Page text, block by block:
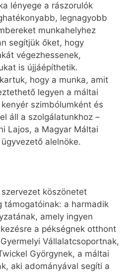
lényege a rászorulók
legnagyobb
munkahelyhez
segítjük őket, hogy
végezhessenek,
is újjáépíthetik.
hogy a munka, amit
legyen a máltai
szimbólumként és
áll a szolgálatunkhoz –
Lajos, a Magyar Máltai
alelnöke.
köszönetet
támogatóinak: a harmadik
amely ingyen
a pékségnek otthont
Vállalatcsoportnak,
Györgynek, a máltai
aki adományával segíti a